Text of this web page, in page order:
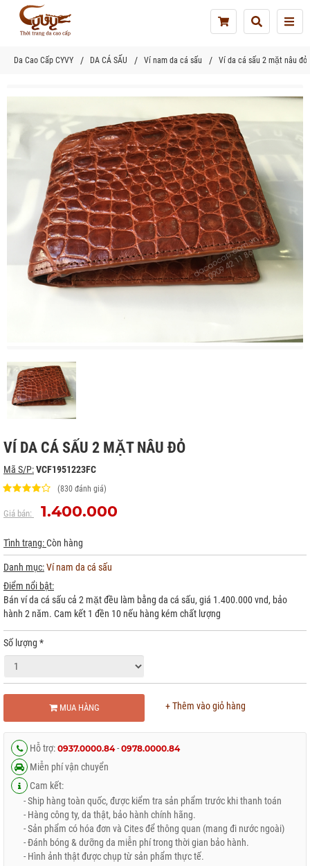
Da Cao Cấp CYVY DA CÁ SẤU Ví nam da cá sấu Ví da cá sấu 2 mặt nâu đỏ
VÍ DA CÁ SẤU 2 MẶT NÂU ĐỎ
Mã S/P:VCF1951223FC
(830 đánh giá)
Giá bán: 1.400.000
Tình trạng:Còn hàng
Danh mục:Ví nam da cá sấu
Điểm nổi bật:
Bán ví da cá sấu cả 2 mặt đều làm bằng da cá sấu, giá 1.400.000 vnd, bảo
hành 2 năm. Cam kết 1 đền 10 nếu hàng kém chất lượng
Số lượng *
MUA HÀNG + Thêm vào giỏ hàng
Hỗ trợ: 0937.0000.84- 0978.0000.84
Miễn phí vận chuyển
Cam kết:
- Ship hàng toàn quốc, được kiểm tra sản phẩm trước khi thanh toán
- Hàng công ty, da thật, bảo hành chính hãng.
- Sản phẩm có hóa đơn và Cites để thông quan (mang đi nước ngoài)
- Đánh bóng & dưỡng da miễn phí trong thời gian bảo hành.
- Hình ảnh thật được chụp từ sản phẩm thực tế.